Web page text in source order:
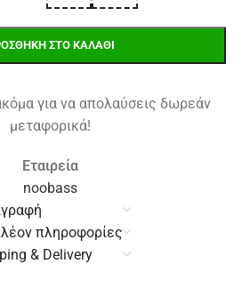
ΣΤΟ ΚΑΛΆΘΙ
για να απολαύσεις δωρεάν
μεταφορικά!
Εταιρεία
noobass
πληροφορίες
& Delivery